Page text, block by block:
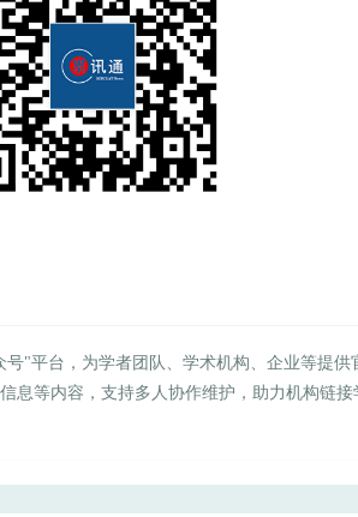
"平台，为学者团队、学术机构、企业等提供
息等内容，支持多人协作维护，助力机构链